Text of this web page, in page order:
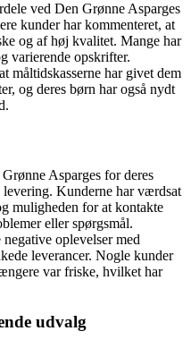
ved Den Grønne Asparges
kunder har kommenteret, at
og af høj kvalitet. Mange har
varierende opskrifter.
måltidskasserne har givet dem
og deres børn har også nydt
Asparges for deres
Kunderne har værdsat
muligheden for at kontakte
eller spørgsmål.
oplevelser med
leverancer. Nogle kunder
var friske, hvilket har
udvalg